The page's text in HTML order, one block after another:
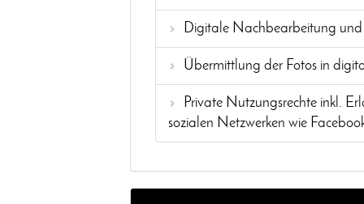
Digitale Nachbearbeitung und
Übermittlung der Fotos in
Private Nutzungsrechte inkl.
sozialen Netzwerken wie